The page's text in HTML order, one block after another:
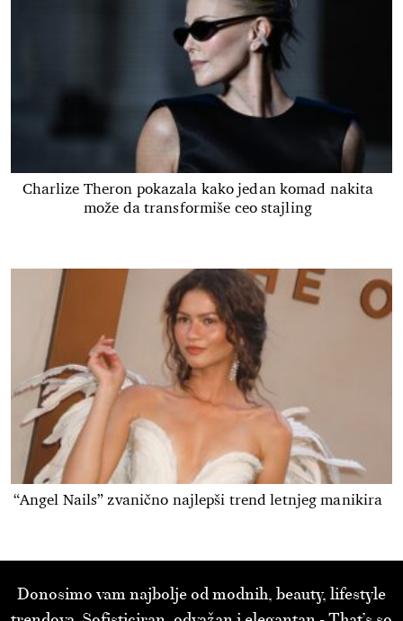
Charlize Theron pokazala kako jedan komad nakita
može da transformiše ceo stajling
“Angel Nails” zvanično najlepši trend letnjeg manikira
Donosimo vam najbolje od modnih, beauty, lifestyle